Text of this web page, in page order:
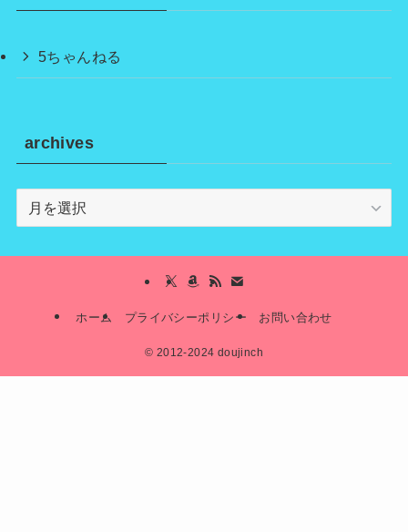
5ちゃんねる
archives
archives
ホーム プライバシーポリシー お問い合わせ
© 2012-2024 doujinch